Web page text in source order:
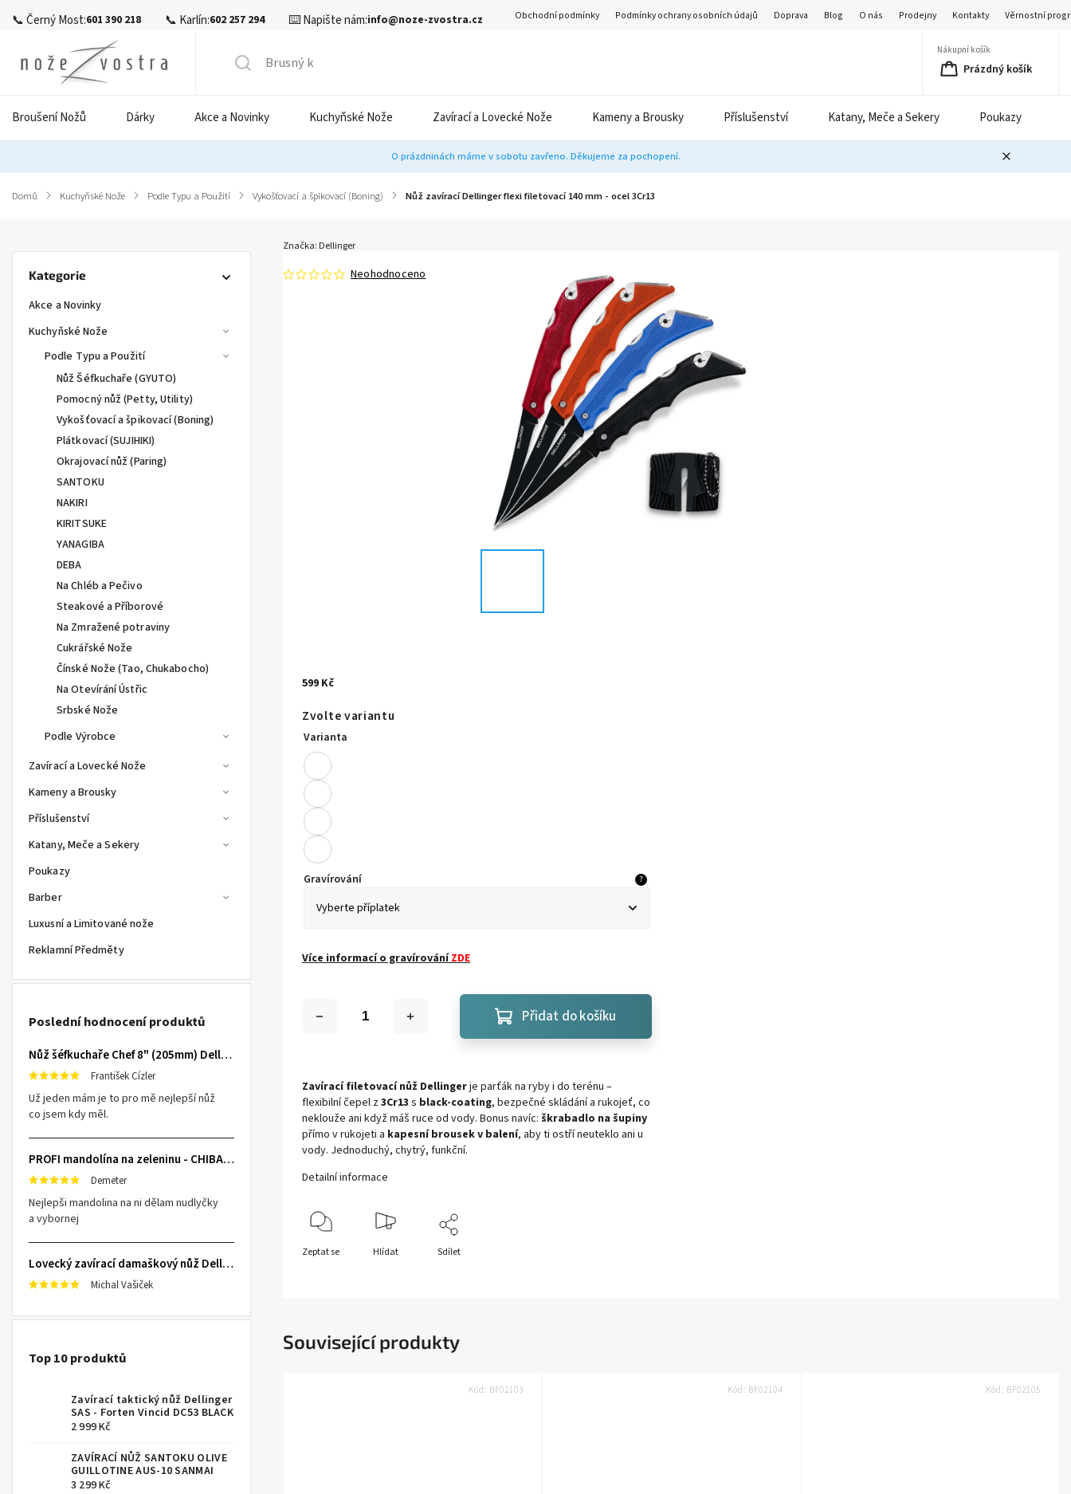
📞 Černý Most:601 390 218 📞 Karlín:602 257 294 ⌨️ Napište nám:info@noze-zvostra.cz Obchodní podmínky Podmínky ochrany osobních údajů Doprava Blog O nás Prodejny Kontakty Věrnostní
Nákupní košík
Prázdný košík
Broušení Nožů Dárky Akce a Novinky Kuchyňské Nože Zavírací a Lovecké Nože Kameny a Brousky Příslušenství Katany, Meče a Sekery Poukazy
O prázdninách máme v sobotu zavřeno. Děkujeme za pochopení.
Domů / Kuchyňské Nože / Podle Typu a Použití / Vykošťovací a špikovací (Boning) / Nůž zavírací Dellinger flexi filetovací 140 mm - ocel 3Cr13
Kategorie
Akce a Novinky
Kuchyňské Nože
Podle Typu a Použití
Nůž Šéfkuchaře (GYUTO)
Pomocný nůž (Petty, Utility)
Vykošťovací a špikovací (Boning)
Plátkovací (SUJIHIKI)
Okrajovací nůž (Paring)
SANTOKU
NAKIRI
KIRITSUKE
YANAGIBA
DEBA
Na Chléb a Pečivo
Steakové a Příborové
Na Zmražené potraviny
Cukrářské Nože
Čínské Nože (Tao, Chukabocho)
Na Otevírání Ústřic
Srbské Nože
Podle Výrobce
Zavírací a Lovecké Nože
Kameny a Brousky
Příslušenství
Katany, Meče a Sekery
Poukazy
Barber
Luxusní a Limitované nože
Reklamní Předměty
Poslední hodnocení produktů
Nůž šéfkuchaře Chef 8" (205mm) Dellinger TOIVO - Professional Damascus
František Cízler
Už jeden mám je to pro mě nejlepší nůž
co jsem kdy měl.
PROFI mandolína na zeleninu - CHIBA Japan, sengiri slicekun
Demeter
Nejlepši mandolina na ni dělam nudlyčky
a vybornej
Lovecký zavírací damaškový nůž Dellinger Damask Star
Michal Vašiček
Top 10 produktů
Zavírací taktický nůž Dellinger
SAS - Forten Vincid DC53 BLACK
2 999 Kč
ZAVÍRACÍ NŮŽ SANTOKU OLIVE
GUILLOTINE AUS-10 SANMAI
3 299 Kč
Neohodnoceno
Značka: Dellinger
599 Kč
Zvolte variantu
Varianta
Gravírování ?
Více informací o gravírováníZDE
Přidat do košíku
Zavírací filetovací nůž Dellingerje parťák na ryby i do terénu –
flexibilní čepel z3Cr13 s black-coating, bezpečné skládání a rukojeť, co
neklouže ani když máš ruce od vody. Bonus navíc: škrabadlo na šupiny
přímo v rukojeti a kapesní brousek v balení, aby ti ostří neuteklo ani u
vody. Jednoduchý, chytrý, funkční.
Detailní informace
Zeptat se Hlídat Sdílet
Související produkty
Kód: BF02103 Kód: BF02104 Kód: BF02105